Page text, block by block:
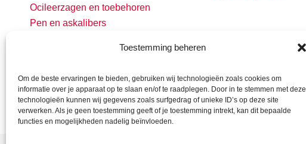
Toestemming beheren
Om de beste ervaringen te bieden, gebruiken wij technologieën zoals cookies om
informatie over je apparaat op te slaan en/of te raadplegen. Door in te stemmen met deze
technologieën kunnen wij gegevens zoals surfgedrag of unieke ID’s op deze site
verwerken. Als je geen toestemming geeft of je toestemming intrekt, kan dit bepaalde
functies en mogelijkheden nadelig beïnvloeden.
Ocileerzagen en toebehoren
Pen en askalibers